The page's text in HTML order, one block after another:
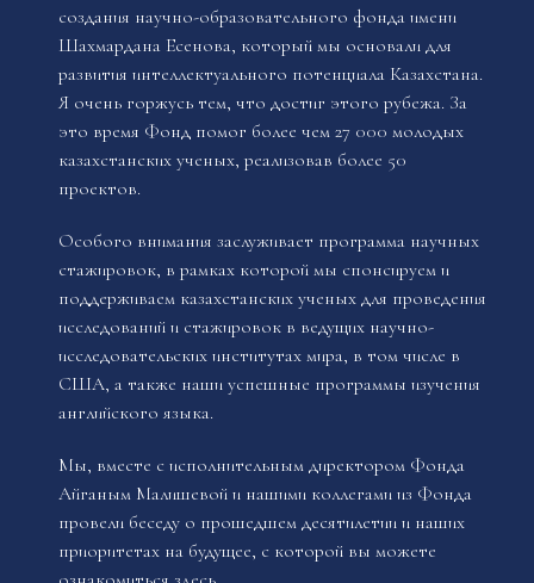
создания научно-образовательного фонда имени
Шахмардана Есенова, который мы основали для
развития интеллектуального потенциала Казахстана.
Я очень горжусь тем, что достиг этого рубежа. За
это время Фонд помог более чем 27 000 молодых
казахстанских ученых, реализовав более 50
проектов.
Особого внимания заслуживает программа научных
стажировок, в рамках которой мы спонсируем и
поддерживаем казахстанских ученых для проведения
исследований и стажировок в ведущих научно-
исследовательских институтах мира, в том числе в
США, а также наши успешные программы изучения
английского языка.
Мы, вместе с исполнительным директором Фонда
Айганым Малишевой и нашими коллегами из Фонда
провели беседу о прошедшем десятилетии и наших
приоритетах на будущее, с которой вы можете